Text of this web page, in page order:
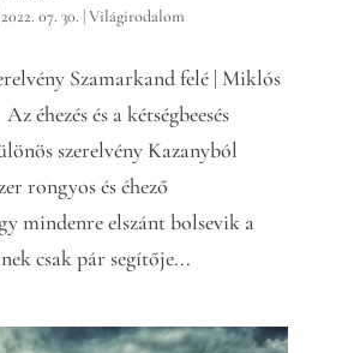
2022. 07. 30. |Világirodalom
Szamarkand felé | Miklós
éhezés és a kétségbeesés
szerelvény Kazanyból
rongyos és éhező
mindenre elszánt bolsevik a
csak pár segítője...